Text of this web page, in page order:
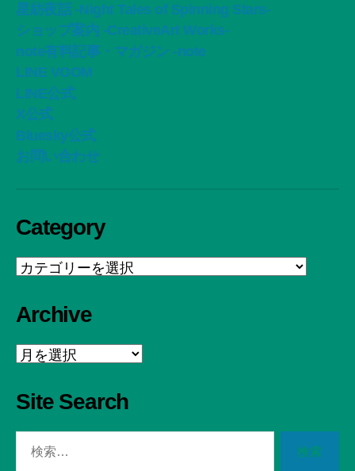
星紡夜話 -Night Tales of Spinning Stars-
ショップ案内 -CreativeArt Works-
note有料記事・マガジン -note
LINE VOOM
LINE公式
X公式
Bluesky公式
お問い合わせ
Category
Category
Archive
Archive
Site Search